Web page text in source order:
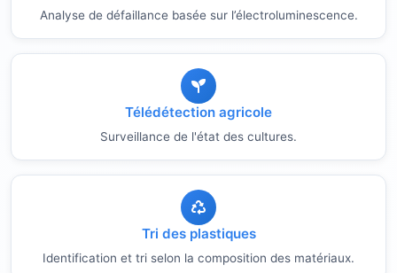
Analyse de défaillance basée sur l’électroluminescence.
Télédétection agricole
Surveillance de l'état des cultures.
Tri des plastiques
Identification et tri selon la composition des matériaux.